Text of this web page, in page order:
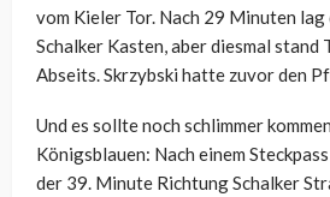
vom Kieler Tor. Nach 29 Minuten
Schalker Kasten, aber diesmal stand
Abseits. Skrzybski hatte zuvor den
Und es sollte noch schlimmer
Königsblauen: Nach einem
der 39. Minute Richtung Schalker